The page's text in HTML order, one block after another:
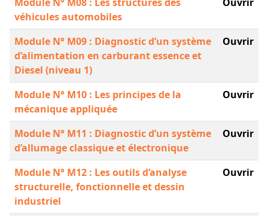
véhicules automobiles
Module N° M09 : Diagnostic d’un système
d’alimentation en carburant essence et
Diesel (niveau 1)
Ouvrir
Module N° M10 : Les principes de la
mécanique appliquée
Ouvrir
Module N° M11 : Diagnostic d’un système
d’allumage classique et électronique
Ouvrir
Module N° M12 : Les outils d’analyse
structurelle, fonctionnelle et dessin
industriel
Ouvrir